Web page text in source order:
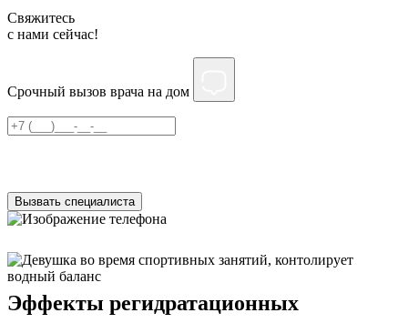
Свяжитесь
c нами сейчас!
Срочный вызов врача на дом
Вызвать специалиста
Эффекты регидратационных